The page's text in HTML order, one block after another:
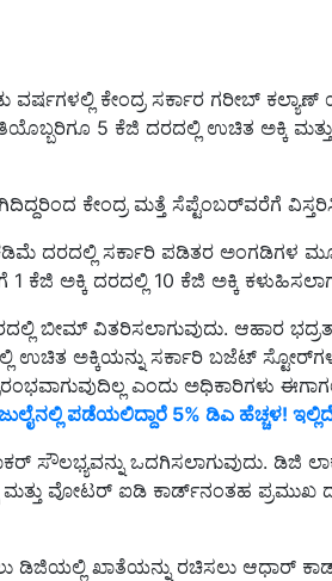
ವರ್ಷಗಳಲ್ಲಿ ಕೇಂದ್ರ ಸರ್ಕಾರ ಗರೀಬ್
5 ಕೆಜಿ ದರದಲ್ಲಿ ಉಚಿತ ಅಕ್ಕಿ ಮತ್ತು
ಕೇಂದ್ರ ಮತ್ತೆ ಸೆಪ್ಟೆಂಬರ್‌ವರೆಗೆ
ದರದಲ್ಲಿ ಸರ್ಕಾರಿ ಪಡಿತರ ಅಂಗಡಿಗಳ
ಕೆಜಿ ಅಕ್ಕಿ ದರದಲ್ಲಿ 10 ಕೆಜಿ ಅಕ್ಕಿ
ಬೀಮ್ ವಿತರಿಸಲಾಗುವುದು. ಆಹಾರ
ಉಚಿತ ಅಕ್ಕಿಯನ್ನು ಸರ್ಕಾರಿ ಬಜೆಟ್
ಎಂದು ಅಧಿಕಾರಿಗಳು
ಪಡೆಯಲಿದ್ದಾರೆ 5% ಡಿಎ ಹೆಚ್ಚಳ!
ಸೌಲಭ್ಯವನ್ನು ಒದಗಿಸಲಾಗುವುದು. ಡಿಜಿ
ಮತ್ತು ವೋಟರ್ ಐಡಿ ಕಾರ್ಡ್‌ನಂತಹ ಪ್ರಮುಖ
ಡಿಜಿಯಲ್ಲಿ ಖಾತೆಯನ್ನು ರಚಿಸಲು ಆಧಾರ್